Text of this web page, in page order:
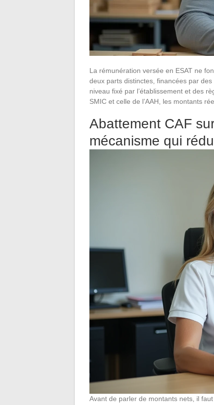
La rémunération versée en ESAT ne
deux parts distinctes, financées par
niveau fixé par l’établissement et des
SMIC et celle de l’AAH, les montants
Abattement CAF
mécanisme qui
Avant de parler de montants nets, il